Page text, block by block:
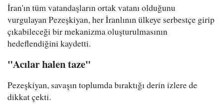
İran'ın tüm vatandaşların ortak vatanı olduğunu
vurgulayan Pezeşkiyan, her İranlının ülkeye serbestçe girip
çıkabileceği bir mekanizma oluşturulmasının
hedeflendiğini kaydetti.
"Acılar halen taze"
Pezeşkiyan, savaşın toplumda bıraktığı derin izlere de
dikkat çekti.